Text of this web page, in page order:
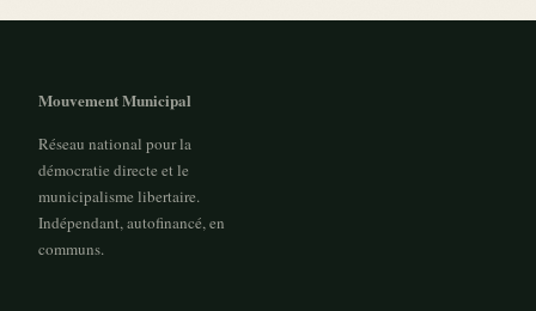
Mouvement Municipal
Réseau national pour la
démocratie directe et le
municipalisme libertaire.
Indépendant, autofinancé, en
communs.